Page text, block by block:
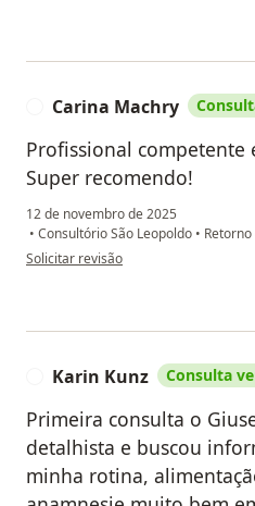
Carina Machry
Profissional competente
Super recomendo!
12 de novembro de 2025
• Consultório São Leopoldo •
na opinião do utilizador Carina Machry
Solicitar revisão
Karin Kunz Consulta
Primeira consulta o
detalhista e buscou
minha rotina,